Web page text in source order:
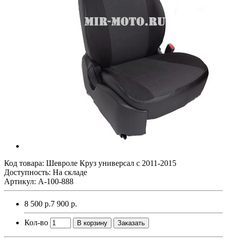
Код товара: Шевроле Круз универсал с 2011-2015
Доступность: На складе
Артикул: A-100-888
8 500 р.7 900 р.
Кол-во В корзину Заказать